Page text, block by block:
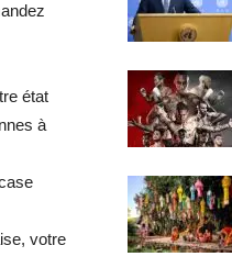
état
à
votre